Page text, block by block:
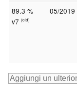
89.3 %
v7(old)
05/2019